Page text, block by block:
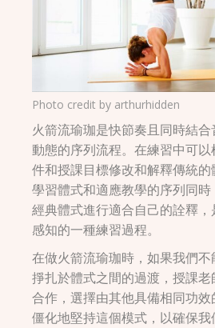
Photo credit by arthurhidden
火箭流瑜珈是快節奏且同時結
動態的序列流程。在練習中可
件和授課目標修改和解釋傳統
學習體式和適應教學的序列同
經典體式進行適合自己的詮釋
感知的一種練習過程。
在做火箭流瑜珈時，如果我們
掙扎於體式之間的過渡，授課
合作，選擇由其他具備相同功
僵化地堅持這個模式，以確保